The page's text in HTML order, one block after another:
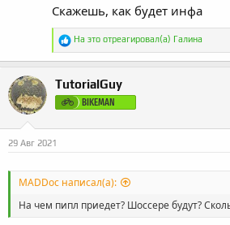
и
Скажешь, как будет инфа
Р
а
ц
и
и
На это отреагировал(а) Галина
TutorialGuy
BIKEMAN
29 Авг 2021
MADDoc написал(а):
На чем пипл приедет? Шоссере будут?